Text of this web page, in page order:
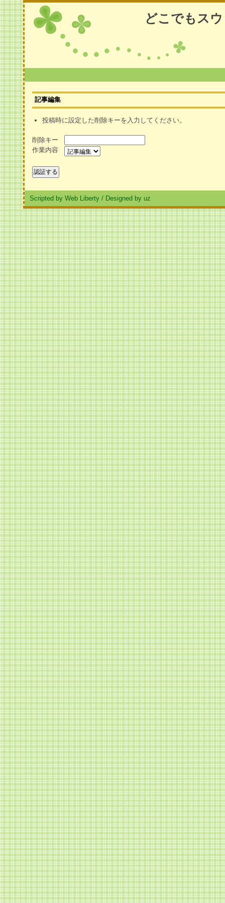
どこでもス
記事編集
投稿時に設定した削除キーを入力してください。
削除キー
作業内容
Scripted by Web Liberty / Designed by uz